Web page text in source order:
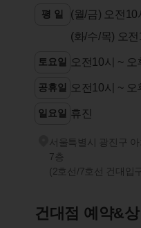
평 일
(월/금) 오전10
(화/수/목) 오전
토요일 오전10시 ~ 오
공휴일 오전10시 ~ 오
일요일 휴진
서울특별시 광진구
7층
(2호선/7호선 건대입
건대점 예약&